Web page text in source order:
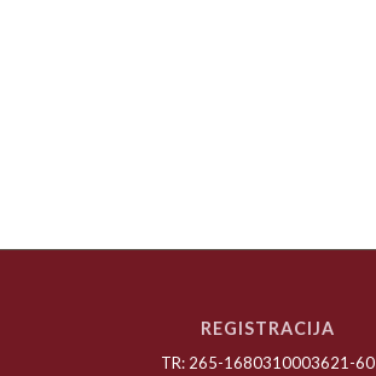
REGISTRACIJA
TR: 265-1680310003621-60